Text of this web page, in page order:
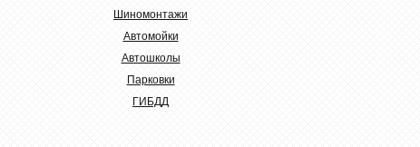
Шиномонтажи
Автомойки
Автошколы
Парковки
ГИБДД